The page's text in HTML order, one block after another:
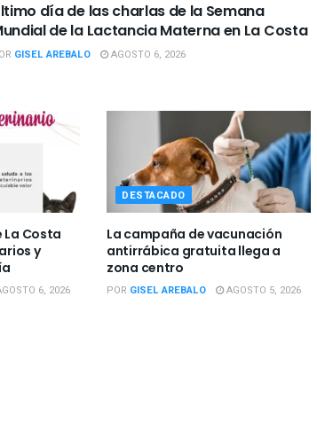
día de las charlas de la Semana
de la Lactancia Materna en La Costa
GISEL AREBALO AGOSTO 6, 2026
La Costa
y
6, 2026
DESTACADO
La campaña de vacunación
antirrábica gratuita llega a
zona centro
POR GISEL AREBALO AGOSTO 5, 2026